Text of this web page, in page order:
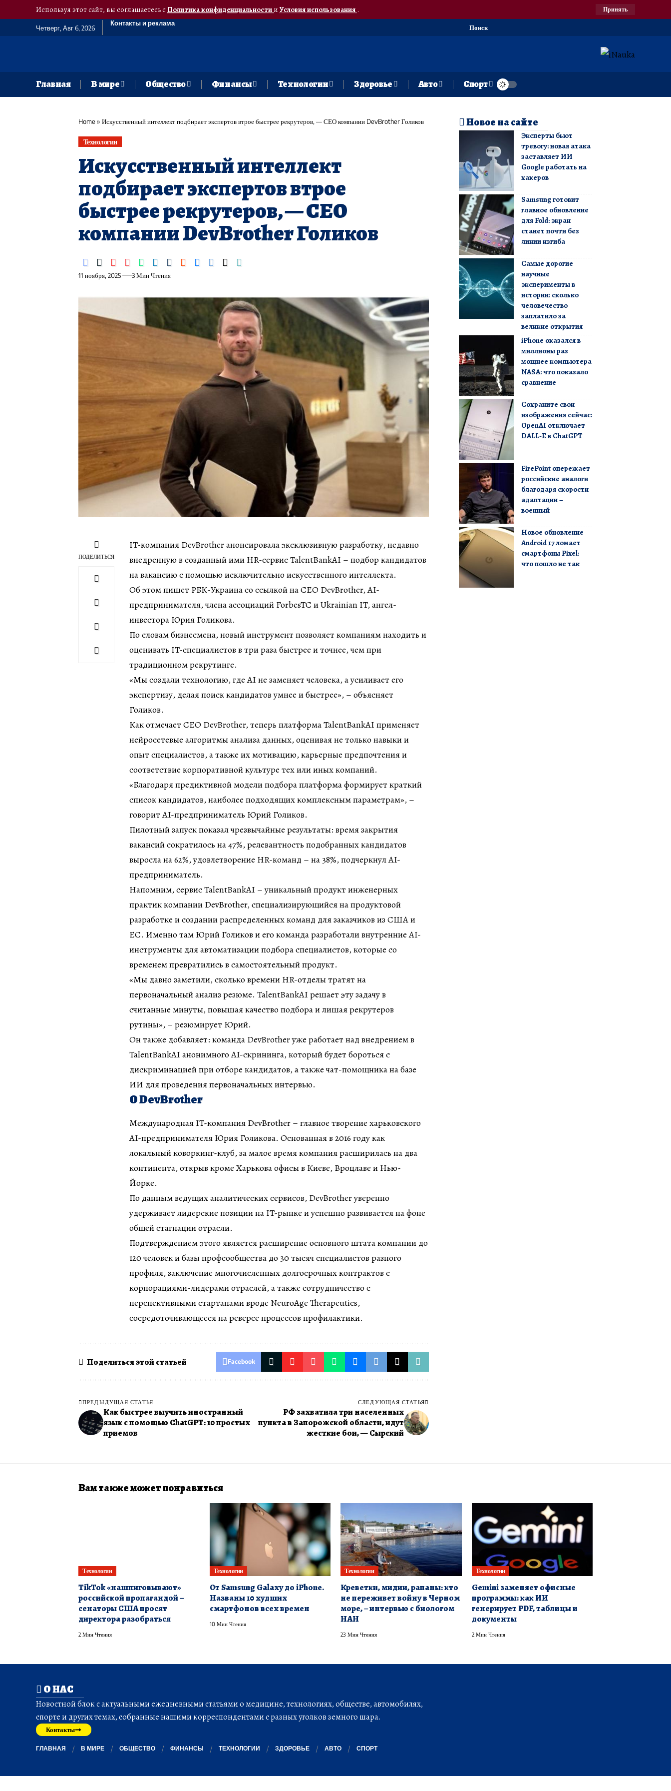
Используя этот сайт, вы соглашаетесь сПолитика конфиденциальностии Условия использования. Принять
Четверг, Авг 6, 2026
Контакты и реклама
Поиск
Главная В мире Общество Финансы Технологии Здоровье Авто Спорт
Home» Искусственный интеллект подбирает экспертов втрое быстрее рекрутеров, — СЕО компании DevBrother Голиков
Технологии
Искусственный интеллект
подбирает экспертов втрое
быстрее рекрутеров, — СЕО
компании DevBrother Голиков
11 ноября, 2025 3 Мин Чтения
ПОДЕЛИТЬСЯ
IT-компания DevBrother анонсировала эксклюзивную разработку, недавно
внедренную в созданный ими HR-сервис TalentBankAI – подбор кандидатов
на вакансию с помощью исключительно искусственного интеллекта.
Об этом пишет РБК-Украина со ссылкой на СЕО DevBrother, AI-
предпринимателя, члена ассоциаций ForbesTC и Ukrainian IT, ангел-
инвестора Юрия Голикова.
По словам бизнесмена, новый инструмент позволяет компаниям находить и
оценивать IT-специалистов в три раза быстрее и точнее, чем при
традиционном рекрутинге.
«Мы создали технологию, где AI не заменяет человека, а усиливает его
экспертизу, делая поиск кандидатов умнее и быстрее», – объясняет
Голиков.
Как отмечает СЕО DevBrother, теперь платформа TalentBankAI применяет
нейросетевые алгоритмы анализа данных, оценивая не только навыки и
опыт специалистов, а также их мотивацию, карьерные предпочтения и
соответствие корпоративной культуре тех или иных компаний.
«Благодаря предиктивной модели подбора платформа формирует краткий
список кандидатов, наиболее подходящих комплексным параметрам», –
говорит AI-предприниматель Юрий Голиков.
Пилотный запуск показал чрезвычайные результаты: время закрытия
вакансий сократилось на 47%, релевантность подобранных кандидатов
выросла на 62%, удовлетворение HR-команд – на 38%, подчеркнул AI-
предприниматель.
Напомним, сервис TalentBankAI – уникальный продукт инженерных
практик компании DevBrother, специализирующийся на продуктовой
разработке и создании распределенных команд для заказчиков из США и
ЕС. Именно там Юрий Голиков и его команда разработали внутренние AI-
инструменты для автоматизации подбора специалистов, которые со
временем превратились в самостоятельный продукт.
«Мы давно заметили, сколько времени HR-отделы тратят на
первоначальный анализ резюме. TalentBankAI решает эту задачу в
считанные минуты, повышая качество подбора и лишая рекрутеров
рутины», – резюмирует Юрий.
Он также добавляет: команда DevBrother уже работает над внедрением в
TalentBankAI анонимного AI-скрининга, который будет бороться с
дискриминацией при отборе кандидатов, а также чат-помощника на базе
ИИ для проведения первоначальных интервью.
О DevBrother
Международная IT-компания DevBrother – главное творение харьковского
AI-предпринимателя Юрия Голикова. Основанная в 2016 году как
локальный коворкинг-клуб, за малое время компания расширилась на два
континента, открыв кроме Харькова офисы в Киеве, Вроцлаве и Нью-
Йорке.
По данным ведущих аналитических сервисов, DevBrother уверенно
удерживает лидерские позиции на IT-рынке и успешно развивается на фоне
общей стагнации отрасли.
Подтверждением этого является расширение основного штата компании до
120 человек и базы профсообщества до 30 тысяч специалистов разного
профиля, заключение многочисленных долгосрочных контрактов с
корпорациями-лидерами отраслей, а также сотрудничество с
перспективными стартапами вроде NeuroAge Therapeutics,
сосредоточивающееся на реверсе процессов профилактики.
Поделиться этой статьей Facebook
ПРЕДЫДУЩАЯ СТАТЬЯ
Как быстрее выучить иностранный
язык с помощью ChatGPT: 10 простых
приемов
СЛЕДУЮЩАЯ СТАТЬЯ
РФ захватила три населенных
пункта в Запорожской области, идут
жесткие бои, — Сырский
Новое на сайте
Эксперты бьют
тревогу: новая атака
заставляет ИИ
Google работать на
хакеров
Samsung готовит
главное обновление
для Fold: экран
станет почти без
линии изгиба
Самые дорогие
научные
эксперименты в
истории: сколько
человечество
заплатило за
великие открытия
iPhone оказался в
миллионы раз
мощнее компьютера
NASA: что показало
сравнение
Сохраните свои
изображения сейчас:
OpenAI отключает
DALL-E в ChatGPT
FirePoint опережает
российские аналоги
благодаря скорости
адаптации –
военный
Новое обновление
Android 17 ломает
смартфоны Pixel:
что пошло не так
Вам также может понравиться
Технологии
TikTok «нашпиговывают»
российской пропагандой –
сенаторы США просят
директора разобраться
2 Мин Чтения
Технологии
От Samsung Galaxy до iPhone.
Названы 10 худших
смартфонов всех времен
10 Мин Чтения
Технологии
Креветки, мидии, рапаны: кто
не переживет войну в Черном
море, – интервью с биологом
НАН
23 Мин Чтения
Технологии
Gemini заменяет офисные
программы: как ИИ
генерирует PDF, таблицы и
документы
2 Мин Чтения
О НАС
Новостной блок с актуальными ежедневными статьями о медицине, технологиях, обществе, автомобилях,
спорте и других темах, собранные нашими корреспондентами с разных уголков земного шара.
Контакты
ГЛАВНАЯ В МИРЕ ОБЩЕСТВО ФИНАНСЫ ТЕХНОЛОГИИ ЗДОРОВЬЕ АВТО СПОРТ